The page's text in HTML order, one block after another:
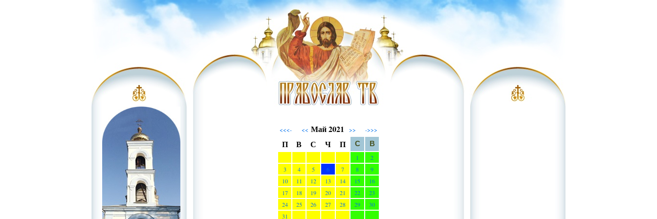
<<<- << Май 2021 >> ->>>
П В С Ч П С
В
1
2
3
4 5 6 7 8
9
10
11 12 13 14 15
16
17
18 19 20 21 22
23
24
25 26 27 28 29
30
31